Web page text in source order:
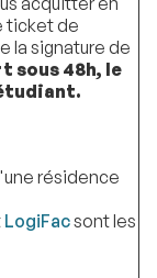
ticket de
la signature de
sous 48h, le
résidence
LogiFacsont les